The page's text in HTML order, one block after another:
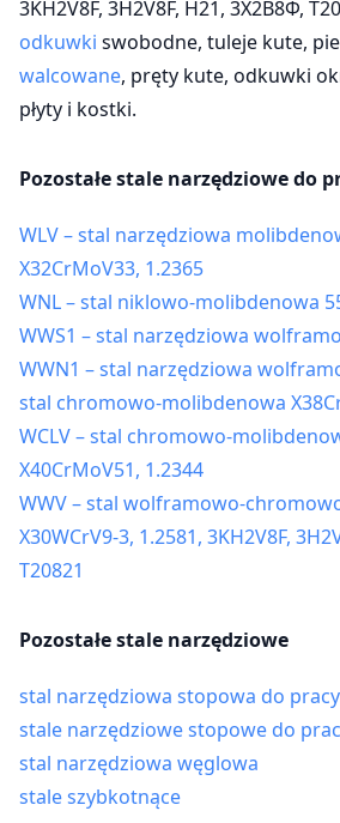
3KH2V8F, 3H2V8F, H21, 3Х2В8Ф,
odkuwki swobodne, tuleje kute,
walcowane, pręty kute, odkuwki
płyty i kostki.
Pozostałe stale narzędziowe do
WLV – stal narzędziowa
X32CrMoV33, 1.2365
WNL – stal niklowo-molibdenowa
WWS1 – stal narzędziowa
WWN1 – stal narzędziowa
stal chromowo-molibdenowa
WCLV – stal chromowo-
X40CrMoV51, 1.2344
WWV – stal wolframowo-
X30WCrV9-3, 1.2581, 3KH2V8F,
T20821
Pozostałe stale narzędziowe
stal narzędziowa stopowa do
stale narzędziowe stopowe do
stal narzędziowa węglowa
stale szybkotnące